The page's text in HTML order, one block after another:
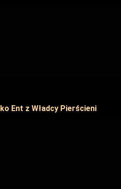
Ent z Władcy Pierścieni